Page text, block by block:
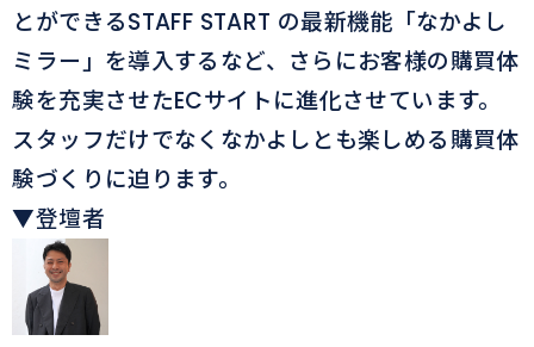
とができるSTAFF START の最新機能「なかよし
ミラー」を導入するなど、さらにお客様の購買体
験を充実させたECサイトに進化させています。
スタッフだけでなくなかよしとも楽しめる購買体
験づくりに迫ります。
▼登壇者